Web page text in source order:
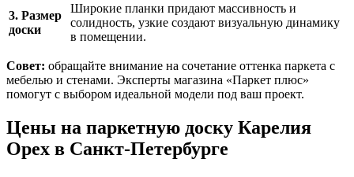
3. Размер
доски
Широкие планки придают массивность и
солидность, узкие создают визуальную динамику
в помещении.
Совет: обращайте внимание на сочетание оттенка паркета с
мебелью и стенами. Эксперты магазина «Паркет плюс»
помогут с выбором идеальной модели под ваш проект.
Цены на паркетную доску Карелия
Орех в Санкт-Петербурге